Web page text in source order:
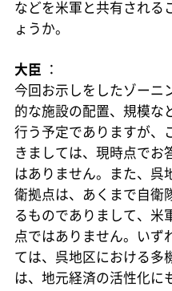
などを米軍と共有される
ょうか。
大臣 ：
今回お示しをしたゾーニ
的な施設の配置、規模な
行う予定でありますが、
きましては、現時点でお
はありません。また、呉
衛拠点は、あくまで自衛
るものでありまして、米
点ではありません。いず
ては、呉地区における多
は、地元経済の活性化に